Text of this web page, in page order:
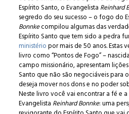
Espírito Santo, o Evangelista Reinhard
segredo do seu sucesso – o fogo do
Bonnkecompilou algumas das
Espírito Santo que tem sido a pedra
ministériopor mais de 50 anos. Estas
livro como “Pontos de Fogo” –
campo missionário, apresentam
Santo que não são negociáveis para
deseja mover nos dons e no poder
Neste livro você vai encontrar a fé e
Evangelista Reinhard Bonnke: uma